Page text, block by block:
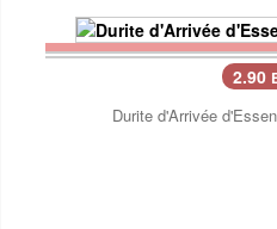
2.90
Durite d'Arrivée